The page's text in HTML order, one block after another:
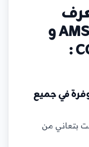
الفرق بين دعامة AMS و
في جميع
بتعاني من